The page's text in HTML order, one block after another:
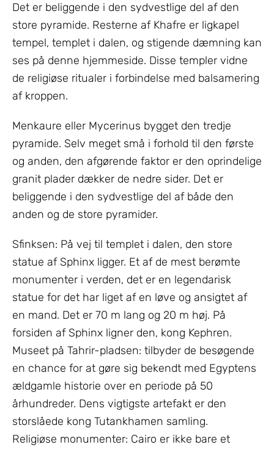
Det er beliggende i den sydvestlige del af den
store pyramide. Resterne af Khafre er ligkapel
tempel, templet i dalen, og stigende dæmning kan
ses på denne hjemmeside. Disse templer vidne
de religiøse ritualer i forbindelse med balsamering
af kroppen.
Menkaure eller Mycerinus bygget den tredje
pyramide. Selv meget små i forhold til den første
og anden, den afgørende faktor er den oprindelige
granit plader dækker de nedre sider. Det er
beliggende i den sydvestlige del af både den
anden og de store pyramider.
Sfinksen: På vej til templet i dalen, den store
statue af Sphinx ligger. Et af de mest berømte
monumenter i verden, det er en legendarisk
statue for det har liget af en løve og ansigtet af
en mand. Det er 70 m lang og 20 m høj. På
forsiden af Sphinx ligner den, kong Kephren.
Museet på Tahrir-pladsen: tilbyder de besøgende
en chance for at gøre sig bekendt med Egyptens
ældgamle historie over en periode på 50
århundreder. Dens vigtigste artefakt er den
storslåede kong Tutankhamen samling.
Religiøse monumenter: Cairo er ikke bare et